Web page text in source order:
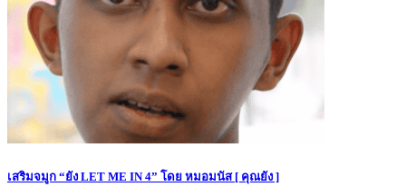
เสริมจมูก “ยัง LET ME IN 4” โดย หมอมนัส [ คุณยัง ]